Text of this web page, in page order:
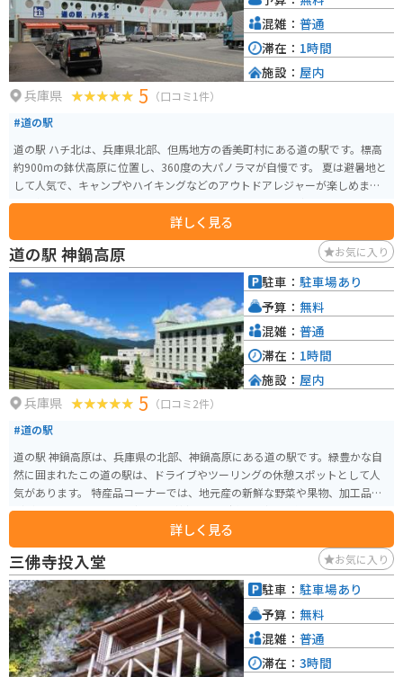
兵庫県 5 （口コミ1件）
#道の駅
道の駅 ハチ北は、兵庫県北部、但馬地方の香美町村にある道の駅です。標高
約900mの鉢伏高原に位置し、360度の大パノラマが自慢です。 夏は避暑地と
して人気で、キャンプやハイキングなどのアウトドアレジャーが楽しめま
す。冬はスキー場となり、多くのスキーヤーやスノーボーダーで賑わいます。
道の駅には、レストラン、特産品販売所、観光案内所などが併設されていま
す。レストランでは、地元産の食材を使った料理が味わえます。特産品販売所
では、但馬牛や香住ガニなどの特産品をはじめ、地元の農産物や加工品が販
売されています。 バイクで訪れる場合、駐車場は広く、休憩場所としても最
適です。ただし、山岳地帯のため、天候によっては路面が凍結する可能性が
あります。冬期は特に注意が必要です。 周辺には、日本の滝百選に選ばれた
「天滝」や、国の重要文化財に指定されている「餘部鉄橋」など、観光スポ
ットも点在しています。
詳しく見る
混雑： 普通
滞在： 1時間
施設： 屋内
道の駅 神鍋高原 お気に入り
兵庫県 5 （口コミ2件）
#道の駅
道の駅 神鍋高原は、兵庫県の北部、神鍋高原にある道の駅です。緑豊かな自
然に囲まれたこの道の駅は、ドライブやツーリングの休憩スポットとして人
気があります。 特産品コーナーでは、地元産の新鮮な野菜や果物、加工品な
どが販売されています。中でも、神鍋高原で採れた牛乳を使ったソフトクリ
ームは濃厚な味わいでおすすめです。また、レストランでは、地元産の食材
を使った料理を楽しむことができます。 バイクで訪れる場合、道の駅には
広々とした駐車場があるので安心です。神鍋高原周辺には、ワインディング
ロードが続くので、ツーリングを楽しむには最適な場所です。 春には桜、秋
には紅葉が美しく、四季折々の景色を楽しむことができます。周辺には、神
鍋高原温泉やキャンプ場などもあり、自然を満喫することができます。
詳しく見る
駐車： 駐車場あり
予算： 無料
混雑： 普通
滞在： 1時間
施設： 屋内
三佛寺投入堂 お気に入り
駐車： 駐車場あり
予算： 無料
混雑： 普通
滞在： 3時間